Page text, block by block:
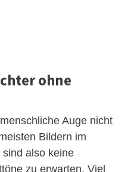
ohne
Auge nicht
Bildern im
also keine
zu erwarten. Viel